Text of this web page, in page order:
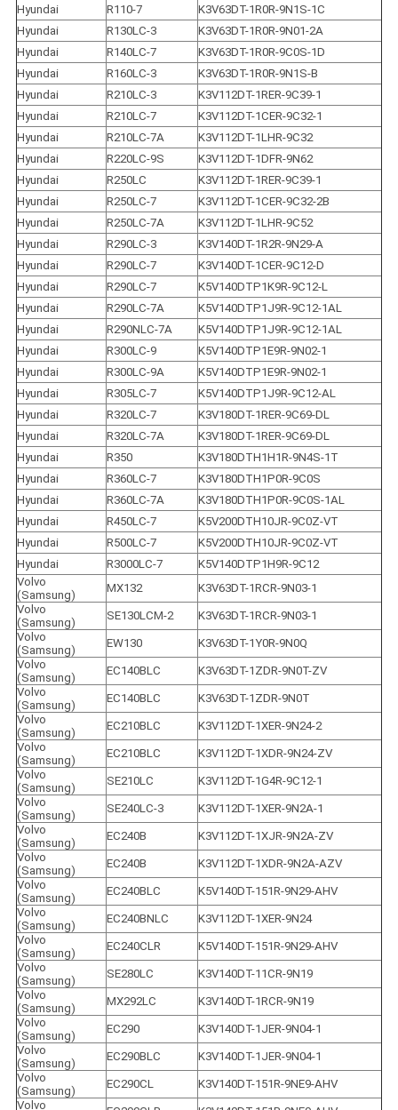
Hyundai
R110-7
K3V63DT-1R0R-9N1S-1C
Hyundai
R130LC-3
K3V63DT-1R0R-9N01-2A
Hyundai
R140LC-7
K3V63DT-1R0R-9C0S-1D
Hyundai
R160LC-3
K3V63DT-1R0R-9N1S-B
Hyundai
R210LC-3
K3V112DT-1RER-9C39-1
Hyundai
R210LC-7
K3V112DT-1CER-9C32-1
Hyundai
R210LC-7A
K3V112DT-1LHR-9C32
Hyundai
R220LC-9S
K3V112DT-1DFR-9N62
Hyundai
R250LC
K3V112DT-1RER-9C39-1
Hyundai
R250LC-7
K3V112DT-1CER-9C32-2B
Hyundai
R250LC-7A
K3V112DT-1LHR-9C52
Hyundai
R290LC-3
K3V140DT-1R2R-9N29-A
Hyundai
R290LC-7
K3V140DT-1CER-9C12-D
Hyundai
R290LC-7
K5V140DTP1K9R-9C12-L
Hyundai
R290LC-7A
K5V140DTP1J9R-9C12-1AL
Hyundai
R290NLC-7A
K5V140DTP1J9R-9C12-1AL
Hyundai
R300LC-9
K5V140DTP1E9R-9N02-1
Hyundai
R300LC-9A
K5V140DTP1E9R-9N02-1
Hyundai
R305LC-7
K5V140DTP1J9R-9C12-AL
Hyundai
R320LC-7
K3V180DT-1RER-9C69-DL
Hyundai
R320LC-7A
K3V180DT-1RER-9C69-DL
Hyundai
R350
K3V180DTH1H1R-9N4S-1T
Hyundai
R360LC-7
K3V180DTH1P0R-9C0S
Hyundai
R360LC-7A
K3V180DTH1P0R-9C0S-1AL
Hyundai
R450LC-7
K5V200DTH10JR-9C0Z-VT
Hyundai
R500LC-7
K5V200DTH10JR-9C0Z-VT
Hyundai
R3000LC-7
K5V140DTP1H9R-9C12
Volvo
(Samsung)
MX132
K3V63DT-1RCR-9N03-1
Volvo
(Samsung)
SE130LCM-2
K3V63DT-1RCR-9N03-1
Volvo
(Samsung)
EW130
K3V63DT-1Y0R-9N0Q
Volvo
(Samsung)
EC140BLC
K3V63DT-1ZDR-9N0T-ZV
Volvo
(Samsung)
EC140BLC
K3V63DT-1ZDR-9N0T
Volvo
(Samsung)
EC210BLC
K3V112DT-1XER-9N24-2
Volvo
(Samsung)
EC210BLC
K3V112DT-1XDR-9N24-ZV
Volvo
(Samsung)
SE210LC
K3V112DT-1G4R-9C12-1
Volvo
(Samsung)
SE240LC-3
K3V112DT-1XER-9N2A-1
Volvo
(Samsung)
EC240B
K3V112DT-1XJR-9N2A-ZV
Volvo
(Samsung)
EC240B
K3V112DT-1XDR-9N2A-AZV
Volvo
(Samsung)
EC240BLC
K5V140DT-151R-9N29-AHV
Volvo
(Samsung)
EC240BNLC
K3V112DT-1XER-9N24
Volvo
(Samsung)
EC240CLR
K5V140DT-151R-9N29-AHV
Volvo
(Samsung)
SE280LC
K3V140DT-11CR-9N19
Volvo
(Samsung)
MX292LC
K3V140DT-1RCR-9N19
Volvo
(Samsung)
EC290
K3V140DT-1JER-9N04-1
Volvo
(Samsung)
EC290BLC
K3V140DT-1JER-9N04-1
Volvo
(Samsung)
EC290CL
K3V140DT-151R-9NE9-AHV
Volvo